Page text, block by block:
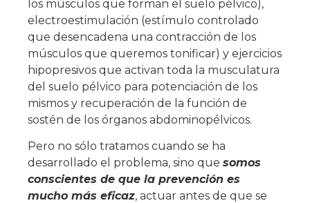
los músculos que forman el suelo pélvico),
electroestimulación (estímulo controlado
que desencadena una contracción de los
músculos que queremos tonificar) y ejercicios
hipopresivos que activan toda la musculatura
del suelo pélvico para potenciación de los
mismos y recuperación de la función de
sostén de los órganos abdominopélvicos.
Pero no sólo tratamos cuando se ha
desarrollado el problema, sino que somos
conscientes de que la prevención es
mucho más eficaz, actuar antes de que se